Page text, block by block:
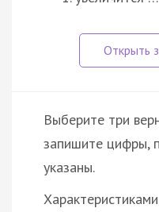
Выберите три
запишите цифры,
указаны.